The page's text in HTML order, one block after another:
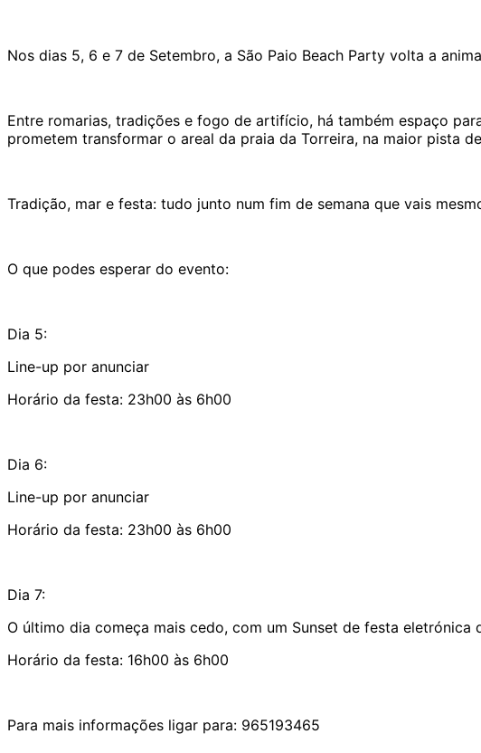
Nos dias 5, 6 e 7 de Setembro, a São Paio Beach Party volta a
Entre romarias, tradições e fogo de artifício, há também espaço
prometem transformar o areal da praia da Torreira, na maior pista
Tradição, mar e festa: tudo junto num fim de semana que vais
O que podes esperar do evento:
Dia 5:
Line-up por anunciar
Horário da festa: 23h00 às 6h00
Dia 6:
Line-up por anunciar
Horário da festa: 23h00 às 6h00
Dia 7:
O último dia começa mais cedo, com um Sunset de festa
Horário da festa: 16h00 às 6h00
Para mais informações ligar para: 965193465